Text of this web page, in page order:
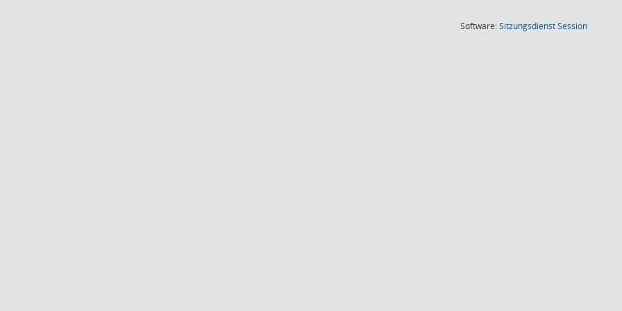
Software:SitzungsdienstSession(Wird in